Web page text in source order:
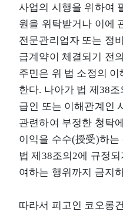
사업의 시행을 위하여
원을 위탁받거나 이에
전문관리업자 또는 정
급계약이 체결되기 전
주민은 위 법 소정의
한다. 나아가 법 제38
급인 또는 이해관계인
관련하여 부정한 청탁
이익을 수수(授受)하는
법 제38조의2에 규정
여하는 행위까지 금지
따라서 피고인 코오롱